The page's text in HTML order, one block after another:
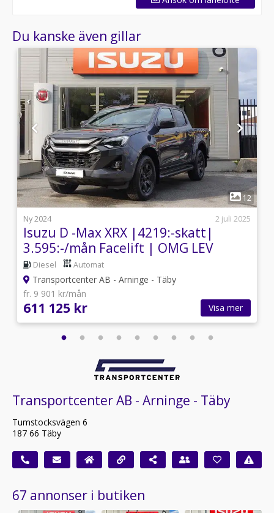
Du kanske även gillar
1
12
Ny 2024
2 juli 2025
Isuzu D -Max XRX |4219:-skatt|
3.595:-/mån Facelift | OMG LEV
Diesel Automat
Transportcenter AB - Arninge - Täby
fr. 9 901 kr/mån
611 125 kr Visa mer
Transportcenter AB - Arninge - Täby
Tumstocksvägen 6
187 66 Täby
67 annonser i butiken